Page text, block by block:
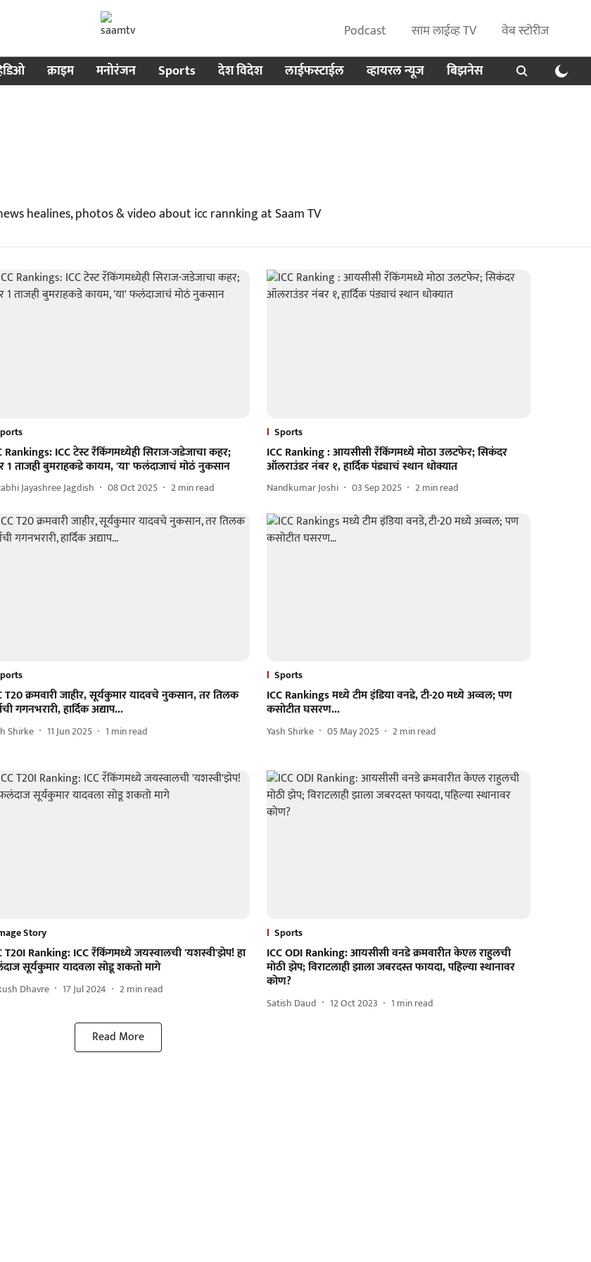
Podcast साम लाईव्ह TV
वेब स्टोरीज
क्राइम मनोरंजन Sports देश विदेश लाईफस्टाईल व्हायरल न्यूज बिझनेस
healines, photos & video about icc rannking at Saam TV
Rankings: ICC टेस्ट रँकिंगमध्येही सिराज-जडेजाचा कहर;
1 ताजही बुमराहकडे कायम, 'या' फलंदाजाचं मोठं नुकसान
Jayashree Jagdish 08 Oct 2025 2min read
Sports
ICC Ranking : आयसीसी रँकिंगमध्ये मोठा उलटफेर; सिकंदर
ऑलराउंडर नंबर १, हार्दिक पंड्याचं स्थान धोक्यात
Nandkumar Joshi 03 Sep 2025 2min read
T20 क्रमवारी जाहीर, सूर्यकुमार यादवचे नुकसान, तर तिलक
गगनभरारी, हार्दिक अद्याप...
Shirke 11 Jun 2025 1 min read
Sports
ICC Rankings मध्ये टीम इंडिया वनडे, टी-20 मध्ये अव्वल; पण
कसोटीत घसरण...
Yash Shirke 05 May 2025 2min read
Story
T20I Ranking: ICC रँकिंगमध्ये जयस्वालची 'यशस्वी'झेप! हा
सूर्यकुमार यादवला सोडू शकतो मागे
Dhavre 17 Jul 2024 2min read
Sports
ICC ODI Ranking: आयसीसी वनडे क्रमवारीत केएल राहुलची
मोठी झेप; विराटलाही झाला जबरदस्त फायदा, पहिल्या स्थानावर
कोण?
Satish Daud 12 Oct 2023 1 min read
Read More